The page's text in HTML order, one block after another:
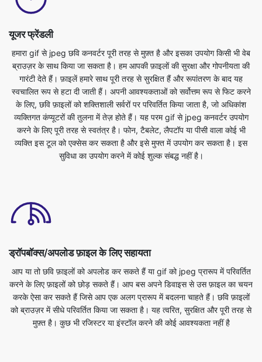
हमारा gif से jpeg छवि कनवर्टर पूरी तरह से मुफ़्त है और इसका उपयोग किसी भी वेब
ब्राउज़र के साथ किया जा सकता है। हम आपकी फ़ाइलों की सुरक्षा और गोपनीयता की
गारंटी देते हैं। फ़ाइलें हमारे साथ पूरी तरह से सुरक्षित हैं और रूपांतरण के बाद यह
स्वचालित रूप से हटा दी जाती हैं। अपनी आवश्यकताओं को सर्वोत्तम रूप से फिट करने
के लिए, छवि फ़ाइलों को शक्तिशाली सर्वरों पर परिवर्तित किया जाता है, जो अधिकांश
व्यक्तिगत कंप्यूटरों की तुलना में तेज़ होते हैं। यह परम gif से jpeg कनवर्टर उपयोग
करने के लिए पूरी तरह से स्वतंत्र है। फोन, टैबलेट, लैपटॉप या पीसी वाला कोई भी
व्यक्ति इस टूल को एक्सेस कर सकता है और इसे मुफ्त में उपयोग कर सकता है। इस
सुविधा का उपयोग करने में कोई शुल्क संबद्ध नहीं है।
ड्रॉपबॉक्स/अपलोड फ़ाइल के लिए सहायता
आप या तो छवि फ़ाइलों को अपलोड कर सकते हैं या gif को jpeg प्रारूप में परिवर्तित
करके ऐसा कर सकते हैं जिसे आप एक अलग प्रारूप में बदलना चाहते हैं। छवि फ़ाइलों
को ब्राउज़र में सीधे परिवर्तित किया जा सकता है। यह त्वरित, सुरक्षित और पूरी तरह से
मुफ़्त है। कुछ भी रजिस्टर या इंस्टॉल करने की कोई आवश्यकता नहीं है